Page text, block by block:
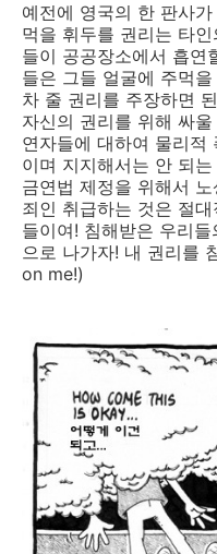
예전에 영국의 한 판사
먹을 휘두를 권리는 타
들이 공공장소에서 흡연
들은 그들 얼굴에 주먹
차 줄 권리를 주장하면
자신의 권리를 위해 싸
연자들에 대하여 물리적
이며 지지해서는 안 되
금연법 제정을 위해서
죄인 취급하는 것은 절
들이여! 침해받은 우리
으로 나가자! 내 권리를
on me!)